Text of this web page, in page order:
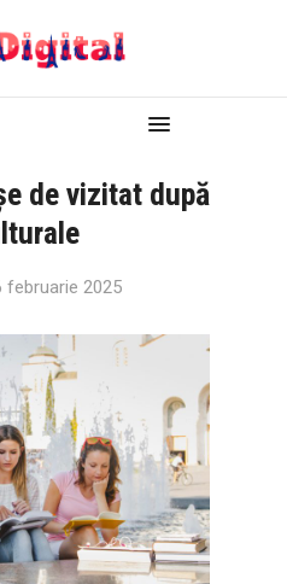
de vizitat după
februarie 2025